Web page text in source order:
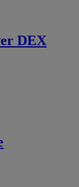
DEX